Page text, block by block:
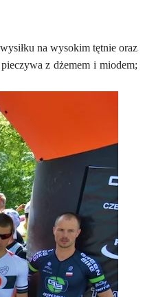
na wysokim tętnie oraz
z dżemem i miodem;